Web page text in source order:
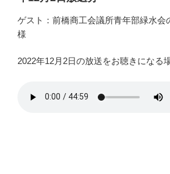
ゲスト：前橋商工会議所青年部緑水会
様
2022年12月2日の放送をお聴きになる